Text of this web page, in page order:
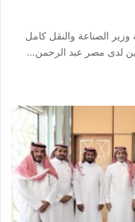
وزير الصناعة والنقل كامل
لدى مصر عبد الرحمن…